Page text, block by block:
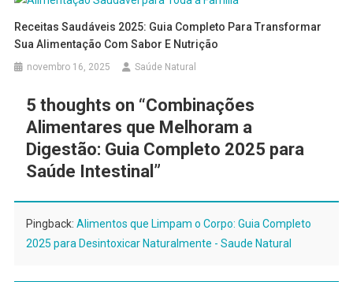
Receitas Saudáveis 2025: Guia Completo Para Transformar
Sua Alimentação Com Sabor E Nutrição
novembro 16, 2025 Saúde Natural
5 thoughts on “Combinações
Alimentares que Melhoram a
Digestão: Guia Completo 2025 para
Saúde Intestinal ”
Pingback: Alimentos que Limpam o Corpo: Guia Completo
2025 para Desintoxicar Naturalmente - Saude Natural